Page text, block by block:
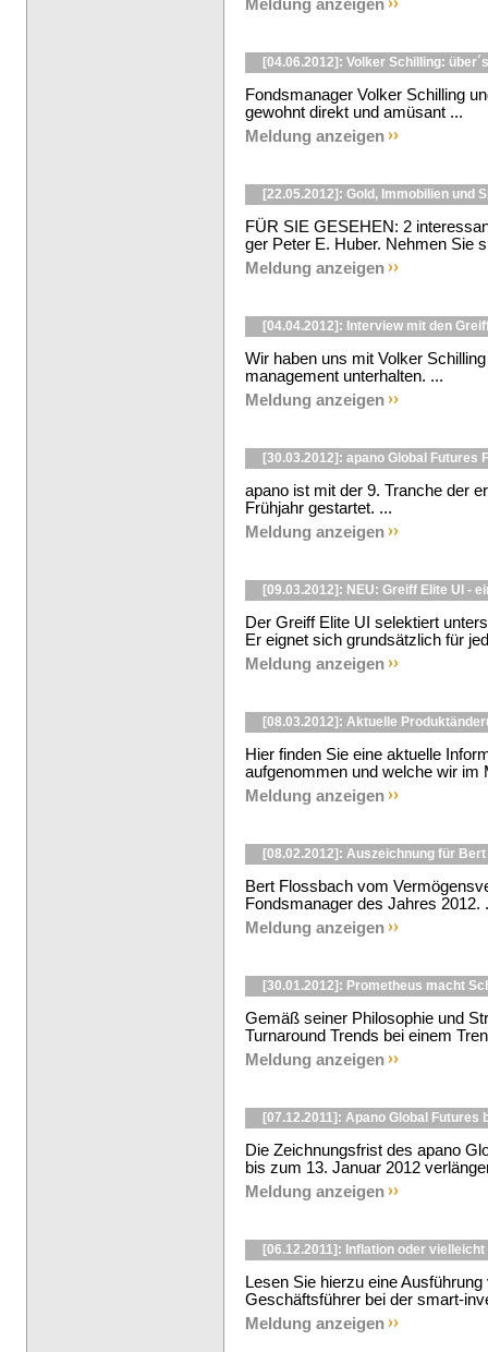
Meldung anzeigen
[04.06.2012]: Volker Schilling:
Fondsmanager Volker Schilling
gewohnt direkt und amüsant ...
Meldung anzeigen
[22.05.2012]: Gold, Immobilien und
FÜR SIE GESEHEN: 2
ger Peter E. Huber. Nehmen Sie
Meldung anzeigen
[04.04.2012]: Interview mit den
Wir haben uns mit Volker
management unterhalten. ...
Meldung anzeigen
[30.03.2012]: apano Global Futures
apano ist mit der 9. Tranche der
Frühjahr gestartet. ...
Meldung anzeigen
[09.03.2012]: NEU: Greiff Elite UI -
Der Greiff Elite UI selektiert
Er eignet sich grundsätzlich für
Meldung anzeigen
[08.03.2012]: Aktuelle
Hier finden Sie eine aktuelle
aufgenommen und welche wir im
Meldung anzeigen
[08.02.2012]: Auszeichnung für
Bert Flossbach vom
Fondsmanager des Jahres 2012.
Meldung anzeigen
[30.01.2012]: Prometheus macht
Gemäß seiner Philosophie und
Turnaround Trends bei einem
Meldung anzeigen
[07.12.2011]: Apano Global Futures
Die Zeichnungsfrist des apano
bis zum 13. Januar 2012
Meldung anzeigen
[06.12.2011]: Inflation oder
Lesen Sie hierzu eine
Geschäftsführer bei der smart-
Meldung anzeigen